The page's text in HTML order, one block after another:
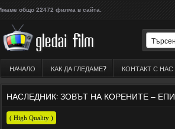
общо 22472 филма в сайта.
НАЧАЛО КАК ДА ГЛЕДАМЕ? КОНТАКТ С НАС
НАСЛЕДНИК: ЗОВЪТ НА КОРЕНИТЕ –
( High Quality )